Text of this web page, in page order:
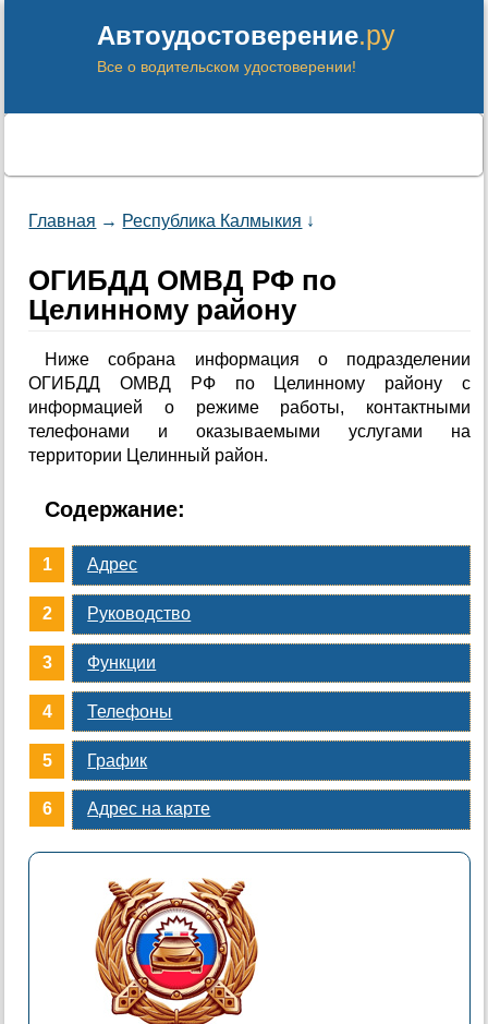
Автоудостоверение.ру
Все о водительском удостоверении!
Главная → Республика Калмыкия ↓
ОГИБДД ОМВД РФ по
Целинному району
Ниже собрана информация о подразделении
ОГИБДД ОМВД РФ по Целинному району с
информацией о режиме работы, контактными
телефонами и оказываемыми услугами на
территории Целинный район.
Содержание:
Адрес
Руководство
Функции
Телефоны
График
Адрес на карте